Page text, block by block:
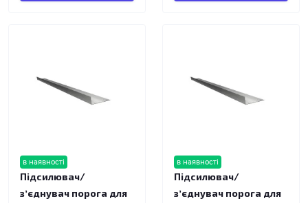
в наявності
Підсилювач/
зʼєднувач порога для
в наявності
Підсилювач/
зʼєднувач порога для